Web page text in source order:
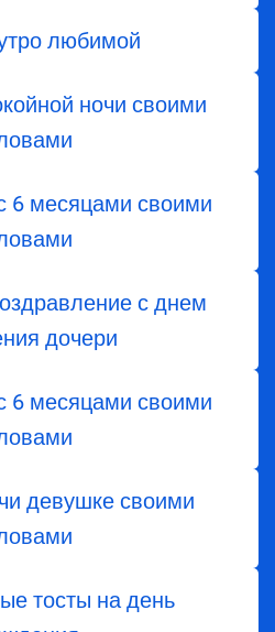
любимой
ночи своими
6 месяцами своими
с днем
дочери
6 месяцами своими
девушке своими
тосты на день